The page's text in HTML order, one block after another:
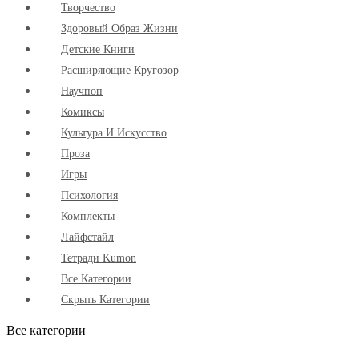
Творчество
Здоровый Образ Жизни
Детские Книги
Расширяющие Кругозор
Научпоп
Комиксы
Культура И Искусство
Проза
Игры
Психология
Комплекты
Лайфстайл
Тетради Kumon
Все Категории
Скрыть Категории
Все категории